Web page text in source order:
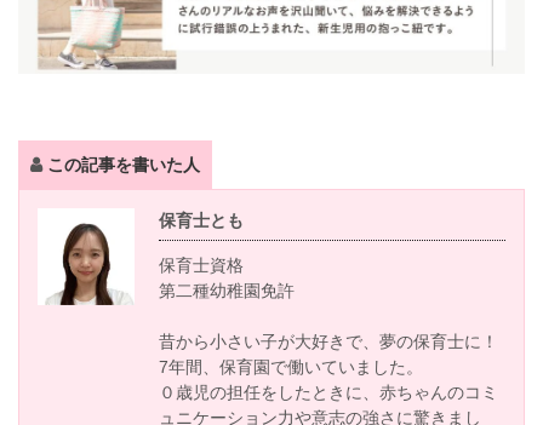
この記事を書いた人
保育士とも
保育士資格
第二種幼稚園免許
昔から小さい子が大好きで、夢の保育士に！
7年間、保育園で働いていました。
０歳児の担任をしたときに、赤ちゃんのコミ
ュニケーション力や意志の強さに驚きまし